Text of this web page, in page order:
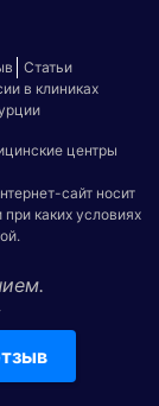
Статьи
в клиниках
центры
сайт носит
каких условиях